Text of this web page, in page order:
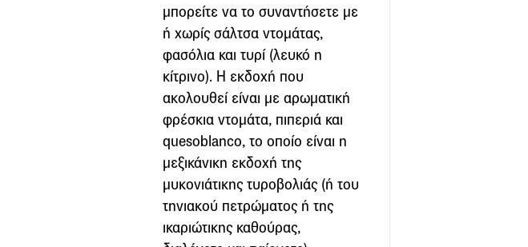
μπορείτε να το συναντήσετε με
ή χωρίς σάλτσα ντομάτας,
φασόλια και τυρί (λευκό η
κίτρινο). Η εκδοχή που
ακολουθεί είναι με αρωματική
φρέσκια ντομάτα, πιπεριά και
quesoblanco, το οποίο είναι η
μεξικάνικη εκδοχή της
μυκονιάτικης τυροβολιάς (ή του
τηνιακού πετρώματος ή της
ικαριώτικης καθούρας,